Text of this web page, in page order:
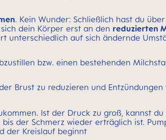
. Kein Wunder: Schließlich hast du
dein Körper erst an den reduzierten
unterschiedlich auf sich ändernde
bzw. einen bestehenden
Brust zu reduzieren und
Ist der Druck zu groß, kannst du
der Schmerz wieder erträglich ist.
der Kreislauf beginnt